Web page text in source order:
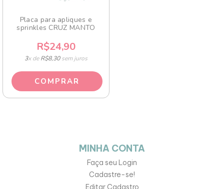
Placa para apliques e
sprinkles CRUZ MANTO
R$24,90
3x deR$8,30sem juros
MINHA CONTA
Faça seu Login
Cadastre-se!
Editar Cadastro